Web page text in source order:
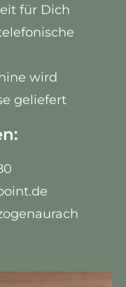
für Dich
wird
geliefert